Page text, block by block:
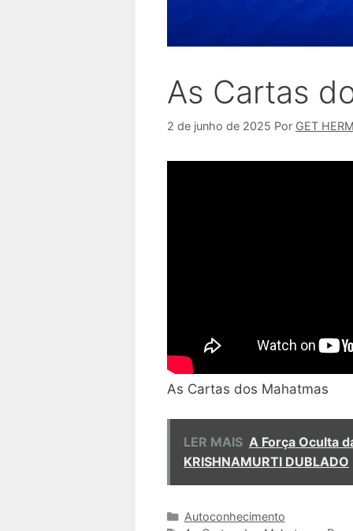
As Cartas
2 de junho de 2025 Por GET
As Cartas dos Mahatmas
LER MAIS A Força Oculta
KRISHNAMURTI DUBLADO
Categorias
Autoconhecimento